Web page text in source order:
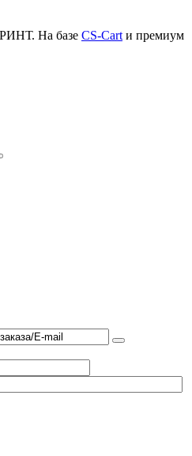
На базе CS-Cart и премиум